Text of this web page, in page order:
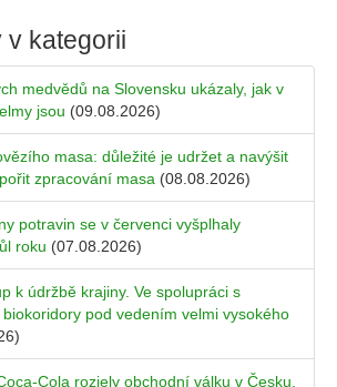
v kategorii
medvědů na Slovensku ukázaly, jak v
jsou (09.08.2026)
masa: důležité je udržet a navýšit
zpracování masa (08.08.2026)
potravin se v červenci vyšplhaly
roku (07.08.2026)
k údržbě krajiny. Ve spolupráci s
pod vedením velmi vysokého
Cola rozjely obchodní válku v Česku.